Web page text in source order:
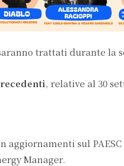
trattati durante la
, relative al 30
aggiornamenti sul
Manager.